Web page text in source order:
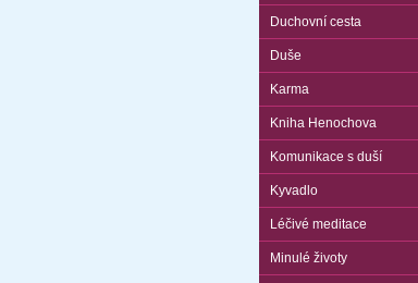
Duchovní cesta
Duše
Karma
Kniha Henochova
Komunikace s duší
Kyvadlo
Léčivé meditace
Minulé životy